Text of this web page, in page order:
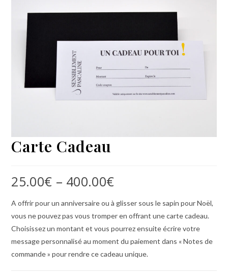
Carte Cadeau
25.00€ – 400.00€
A offrir pour un anniversaire ou à glisser sous le sapin pour Noël,
vous ne pouvez pas vous tromper en offrant une carte cadeau.
Choisissez un montant et vous pourrez ensuite écrire votre
message personnalisé au moment du paiement dans « Notes de
commande » pour rendre ce cadeau unique.